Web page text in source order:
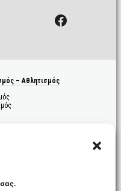
Facebook
– Αθλητισμός